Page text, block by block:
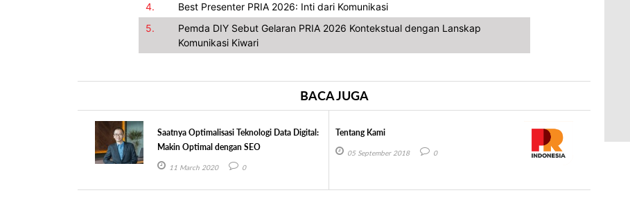
4.
Best Presenter PRIA 2026: Inti dari Komunikasi
5.
Pemda DIY Sebut Gelaran PRIA 2026 Kontekstual dengan Lanskap
Komunikasi Kiwari
BACA JUGA
Saatnya Optimalisasi Teknologi Data Digital:
Makin Optimal dengan SEO
11 March 2020 0
Tentang Kami
05 September 2018 0